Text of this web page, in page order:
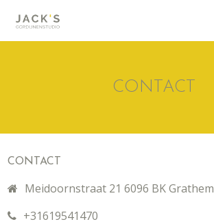
CONTACT
CONTACT
Meidoornstraat 21 6096 BK Grathem
+31619541470